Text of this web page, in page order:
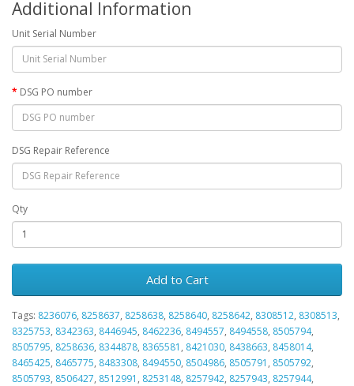
Additional Information
Unit Serial Number
DSG PO number
DSG Repair Reference
Qty
Add to Cart
Tags: 8236076, 8258637, 8258638, 8258640, 8258642, 8308512, 8308513,
8325753, 8342363, 8446945, 8462236, 8494557, 8494558, 8505794,
8505795, 8258636, 8344878, 8365581 , 8421030, 8438663, 8458014,
8465425, 8465775, 8483308, 8494550, 8504986, 8505791 , 8505792,
8505793, 8506427, 8512991 , 8253148, 8257942, 8257943, 8257944,